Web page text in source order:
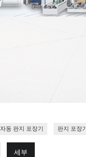
자동 판지 포장기 판지 포장기
세부